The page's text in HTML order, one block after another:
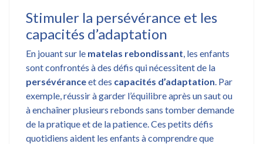
Stimuler la persévérance et les
capacités d’adaptation
En jouant sur le matelas rebondissant, les enfants
sont confrontés à des défis qui nécessitent de la
persévéranceet des capacités d’adaptation. Par
exemple, réussir à garder l’équilibre après un saut ou
à enchaîner plusieurs rebonds sans tomber demande
de la pratique et de la patience. Ces petits défis
quotidiens aident les enfants à comprendre que